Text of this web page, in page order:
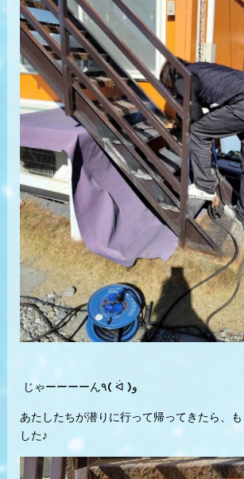
じゃーーーーん٩( ᐛ )و
あたしたちが潜りに行って帰ってきたら、
した♪